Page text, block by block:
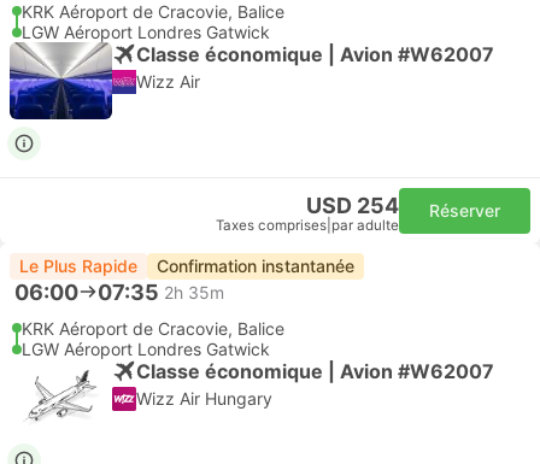
KRK Aéroport de Cracovie, Balice
LGW Aéroport Londres Gatwick
Classe économique | Avion #W62007
Wizz Air
USD 254
Taxes comprises par adulte
Réserver
Le Plus Rapide Confirmation instantanée
06:00 07:35 2h 35m
KRK Aéroport de Cracovie, Balice
LGW Aéroport Londres Gatwick
Classe économique | Avion #W62007
Wizz Air Hungary